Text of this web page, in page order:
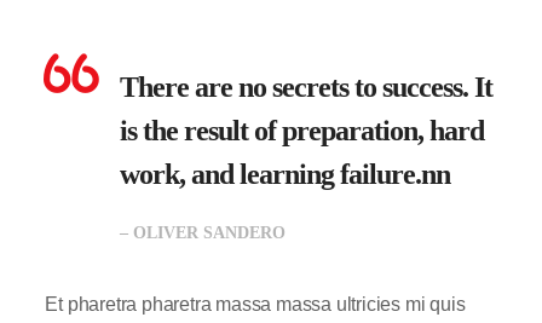
There are no secrets to success. It
is the result of preparation, hard
work, and learning failure.nn
– OLIVER SANDERO
Et pharetra pharetra massa massa ultricies mi quis